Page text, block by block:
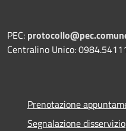
PEC:
Centralino Unico:
Prenotazione
Segnalazione disservizio